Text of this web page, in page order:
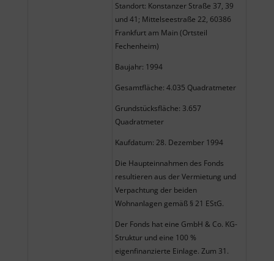
Standort: Konstanzer Straße 37, 39
und 41; Mittelseestraße 22, 60386
Frankfurt am Main (Ortsteil
Fechenheim)
Baujahr: 1994
Gesamtfläche: 4.035 Quadratmeter
Grundstücksfläche: 3.657
Quadratmeter
Kaufdatum: 28. Dezember 1994
Die Haupteinnahmen des Fonds
resultieren aus der Vermietung und
Verpachtung der beiden
Wohnanlagen gemäß § 21 EStG.
Der Fonds hat eine GmbH & Co. KG-
Struktur und eine 100 %
eigenfinanzierte Einlage. Zum 31.